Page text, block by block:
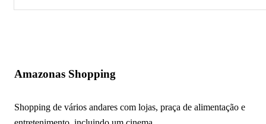
Shopping Grande Circular
Amazonas Shopping
Shopping de vários andares com lojas, praça de alimentação e